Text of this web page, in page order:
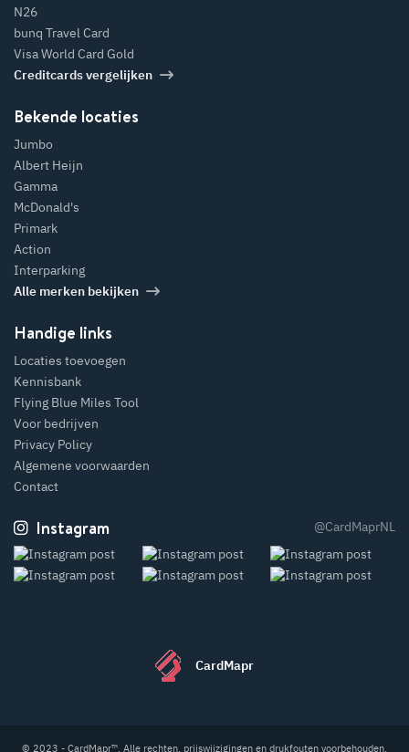
N26
bunq Travel Card
Visa World Card Gold
Creditcards vergelijken
Bekende locaties
Jumbo
Albert Heijn
Gamma
McDonald's
Primark
Action
Interparking
Alle merken bekijken
Handige links
Locaties toevoegen
Kennisbank
Flying Blue Miles Tool
Voor bedrijven
Privacy Policy
Algemene voorwaarden
Contact
Instagram @CardMaprNL
CardMapr
© 2023 - CardMapr™. Alle rechten, prijswijzigingen en drukfouten voorbehouden.